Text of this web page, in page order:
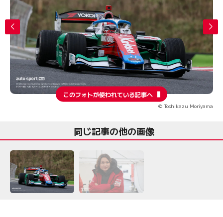
このフォトが使われている記事へ
© Toshikazu Moriyama
同じ記事の他の画像